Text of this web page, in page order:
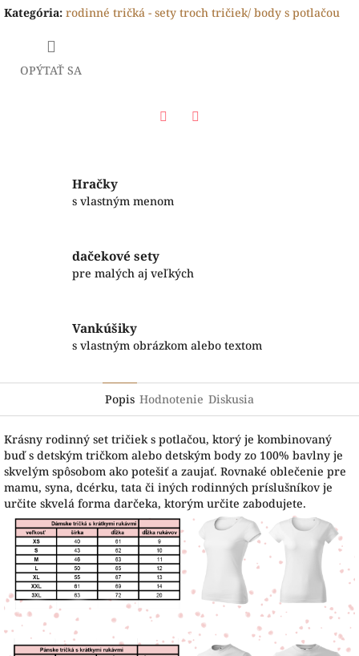
Kategória: rodinné tričká - sety troch tričiek/ body s potlačou
OPÝTAŤ SA
Hračky
s vlastným menom
dačekové sety
pre malých aj veľkých
Vankúšiky
s vlastným obrázkom alebo textom
Popis Hodnotenie Diskusia
Krásny rodinný set tričiek s potlačou, ktorý je kombinovaný
buď s detským tričkom alebo detským body zo 100% bavlny je
skvelým spôsobom ako potešiť a zaujať. Rovnaké oblečenie pre
mamu, syna, dcérku, tata či iných rodinných príslušníkov je
určite skvelá forma darčeka, ktorým určite zabodujete.